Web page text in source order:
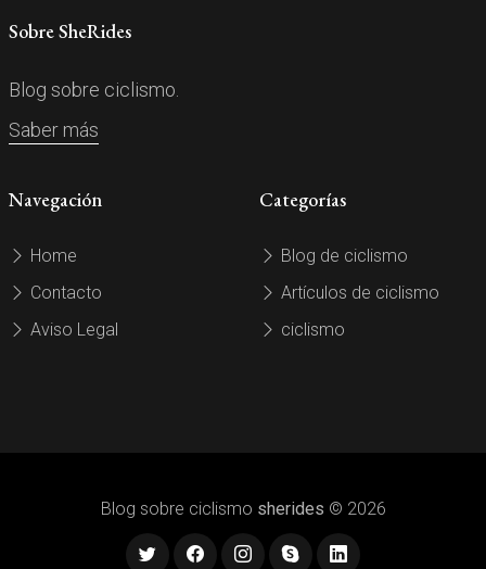
Sobre SheRides
Blog sobre ciclismo.
Saber más
Navegación
Home
Contacto
Aviso Legal
Categorías
Blog de ciclismo
Artículos de ciclismo
ciclismo
Blog sobre ciclismo sherides © 2026